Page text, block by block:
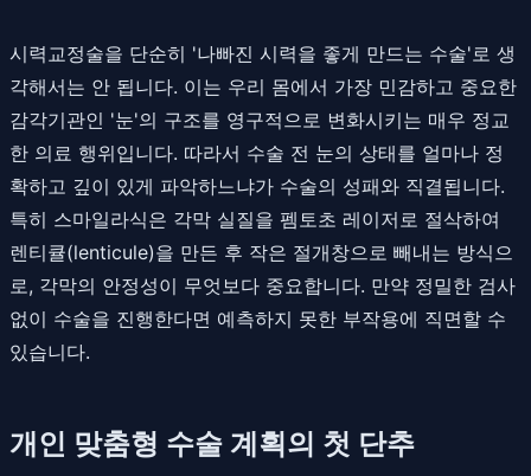
시력교정술을 단순히 '나빠진 시력을 좋게 만드는 수술'로 생
각해서는 안 됩니다. 이는 우리 몸에서 가장 민감하고 중요한
감각기관인 '눈'의 구조를 영구적으로 변화시키는 매우 정교
한 의료 행위입니다. 따라서 수술 전 눈의 상태를 얼마나 정
확하고 깊이 있게 파악하느냐가 수술의 성패와 직결됩니다.
특히 스마일라식은 각막 실질을 펨토초 레이저로 절삭하여
렌티큘(lenticule)을 만든 후 작은 절개창으로 빼내는 방식으
로, 각막의 안정성이 무엇보다 중요합니다. 만약 정밀한 검사
없이 수술을 진행한다면 예측하지 못한 부작용에 직면할 수
있습니다.
개인 맞춤형 수술 계획의 첫 단추